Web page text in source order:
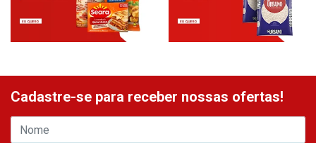
Cadastre-se para receber nossas ofertas!